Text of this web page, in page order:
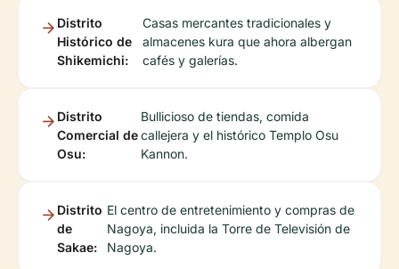
Distrito
Histórico de
Shikemichi:
Casas mercantes tradicionales y
almacenes kura que ahora albergan
cafés y galerías.
Distrito
Comercial de
Osu:
Bullicioso de tiendas, comida
callejera y el histórico Templo Osu
Kannon.
Distrito
de
Sakae:
El centro de entretenimiento y compras de
Nagoya, incluida la Torre de Televisión de
Nagoya.